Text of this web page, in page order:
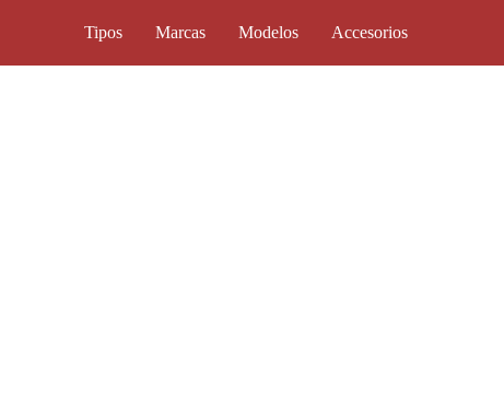
Tipos Marcas Modelos Accesorios